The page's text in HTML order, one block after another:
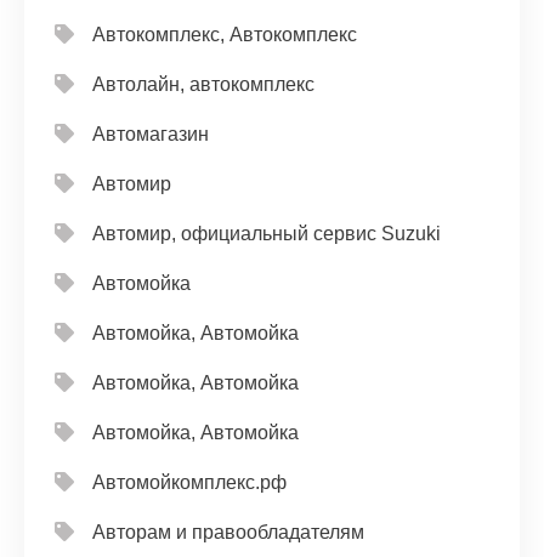
Автокомплекс, Автокомплекс
Автолайн, автокомплекс
Автомагазин
Автомир
Автомир, официальный сервис Suzuki
Автомойка
Автомойка, Автомойка
Автомойка, Автомойка
Автомойка, Автомойка
Автомойкомплекс.рф
Авторам и правообладателям